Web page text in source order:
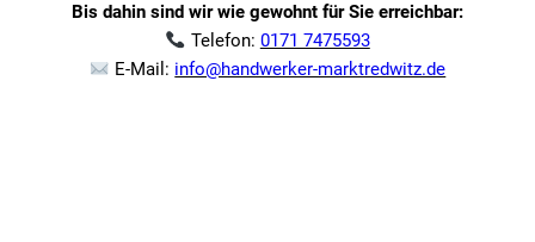
Bis dahin sind wir wie gewohnt für Sie erreichbar:
Telefon: 0171 7475593
E-Mail: info@handwerker-marktredwitz.de